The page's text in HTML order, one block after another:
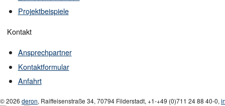
Projektbeispiele
Kontakt
Ansprechpartner
Kontaktformular
Anfahrt
© 2026 deron, Raiffeisenstraße 34, 70794 Filderstadt, +1-+49 (0)711 24 88 40-0,